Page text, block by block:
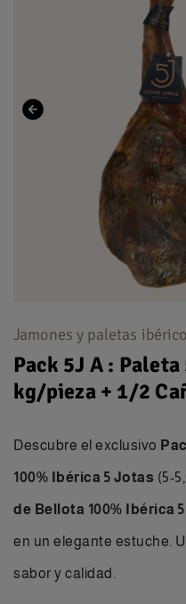
Jamones y paletas
Pack 5J A :
kg/pieza + 1/2
Descubre el exclusivo
100% Ibérica 5 Jotas (5-
de Bellota 100% Ibérica
en un elegante estuche.
sabor y calidad.